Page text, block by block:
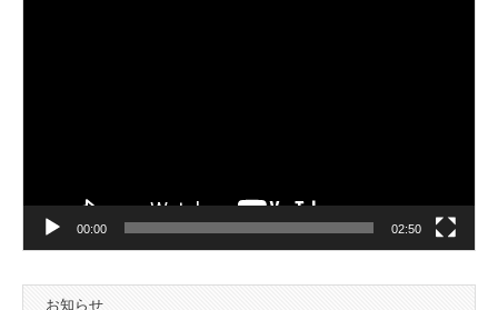
00:00 02:50
お知らせ